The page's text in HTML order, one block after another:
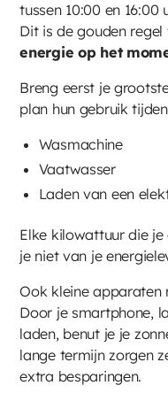
tussen 10:00 en 16:00
Dit is de gouden
energie op het
Breng eerst je
plan hun gebruik
Wasmachine
Vaatwasser
Laden van een
Elke kilowattuur die
je niet van je
Ook kleine apparaten
Door je smartphone,
laden, benut je je
lange termijn zorgen
extra besparingen.